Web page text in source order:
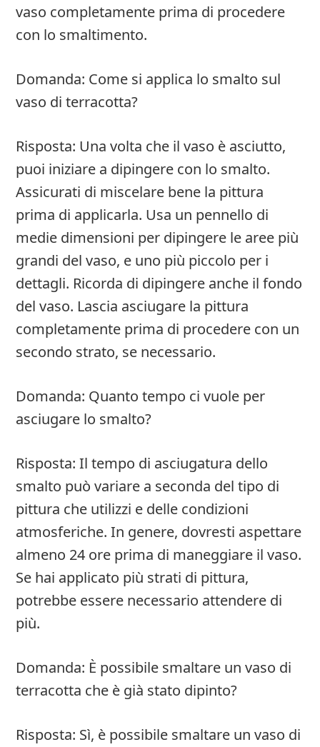
vaso completamente prima di procedere
con lo smaltimento.
Domanda: Come si applica lo smalto sul
vaso di terracotta?
Risposta: Una volta che il vaso è asciutto,
puoi iniziare a dipingere con lo smalto.
Assicurati di miscelare bene la pittura
prima di applicarla. Usa un pennello di
medie dimensioni per dipingere le aree più
grandi del vaso, e uno più piccolo per i
dettagli. Ricorda di dipingere anche il fondo
del vaso. Lascia asciugare la pittura
completamente prima di procedere con un
secondo strato, se necessario.
Domanda: Quanto tempo ci vuole per
asciugare lo smalto?
Risposta: Il tempo di asciugatura dello
smalto può variare a seconda del tipo di
pittura che utilizzi e delle condizioni
atmosferiche. In genere, dovresti aspettare
almeno 24 ore prima di maneggiare il vaso.
Se hai applicato più strati di pittura,
potrebbe essere necessario attendere di
più.
Domanda: È possibile smaltare un vaso di
terracotta che è già stato dipinto?
Risposta: Sì, è possibile smaltare un vaso di